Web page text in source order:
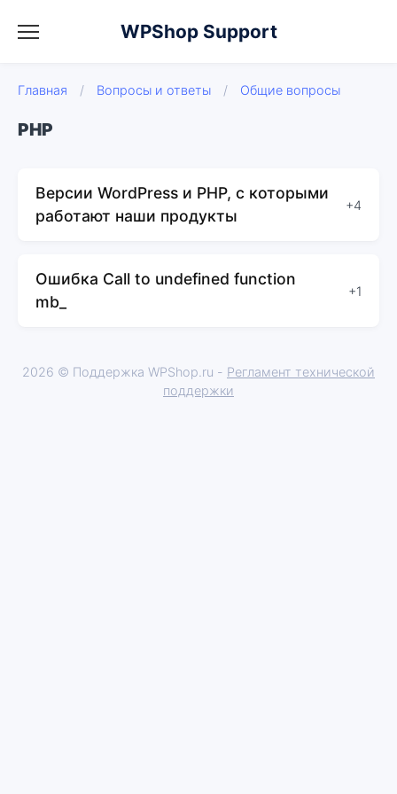
WPShop Support
Главная / Вопросы и ответы / Общие вопросы
PHP
Версии WordPress и PHP, с которыми
работают наши продукты
+4
Ошибка Call to undefined function
mb_
+1
2026 © Поддержка WPShop.ru - Регламент технической
поддержки